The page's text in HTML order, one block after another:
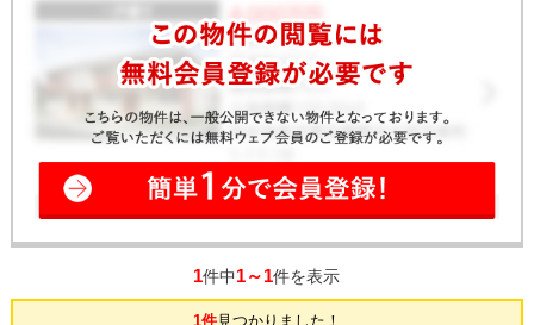
1件中1～1件を表示
1件見つかりました！